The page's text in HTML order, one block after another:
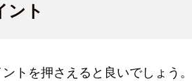
ント
トを押さえると良いでしょう。